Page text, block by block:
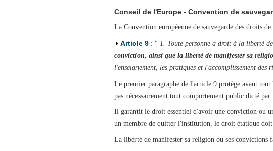
Conseil de l'Europe - Convention de
La Convention européenne de sauvegarde des droits
Article 9: " 1. Toute personne a droit à la liberté
conviction, ainsi que la liberté de manifester sa
l'enseignement, les pratiques et l'accomplissement des
Le premier paragraphe de l'article 9 protège avant
pas nécessairement tout comportement public dicté par
Il garantit le droit essentiel d'avoir une conviction ou
un membre de quitter l'institution, le droit étatique
La liberté de manifester sa religion ou ses convictions